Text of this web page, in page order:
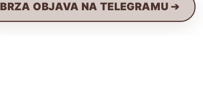
BRZA OBJAVA NA TELEGRAMU ➔